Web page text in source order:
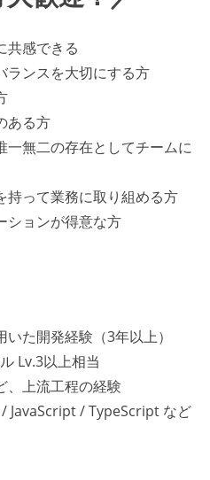
共感できる
ランスを大切にする方
ある方
一無二の存在としてチームに
持って業務に取り組める方
ションが得意な方
た開発経験（3年以上）
Lv.3以上相当
、上流工程の経験
JavaScript / TypeScript など